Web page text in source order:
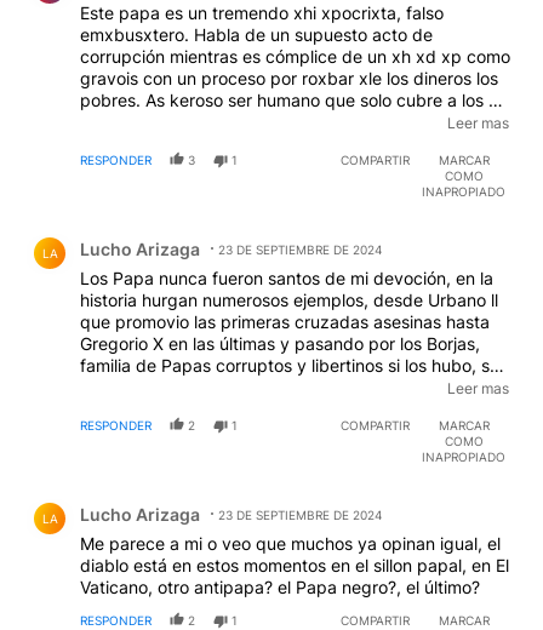
Este papa es un tremendo xhi xpocrixta, falso
emxbusxtero. Habla de un supuesto acto de
corrupción mientras es cómplice de un xh xd xp como
gravois con un proceso por roxbar xle los dineros los
pobres. As keroso ser humano que solo cubre a los d
xlin xcuen xtes. Hasta que no supieron los que acá ,
xver xgüenza, hoy en el vaticano, prestaba su
documento para que se puedan ir lo xase xsinos teroo
representante de la Iglesia que cada día tiene menos
adherentes ante semejante conductor.
Leer mas
RESPONDER 3 1 COMPARTIR
MARCAR
COMO
INAPROPIADO
LA Lucho Arizaga 23 DE SEPTIEMBRE DE 2024
Los Papa nunca fueron santos de mi devoción, en la
historia hurgan numerosos ejemplos, desde Urbano ll
que promovio las primeras cruzadas asesinas hasta
Gregorio X en las últimas y pasando por los Borjas,
familia de Papas corruptos y libertinos si los hubo, son
seres humanos con tantos defectos que no me
todavia, viendo lo equivocado y parcial en sus
Leer mas
RESPONDER 2 1 COMPARTIR
MARCAR
COMO
INAPROPIADO
LA Lucho Arizaga 23 DE SEPTIEMBRE DE 2024
Me parece a mi o veo que muchos ya opinan igual, el
diablo está en estos momentos en el sillon papal, en El
Vaticano, otro antipapa? el Papa negro?, el último?
RESPONDER 2 1 COMPARTIR
MARCAR